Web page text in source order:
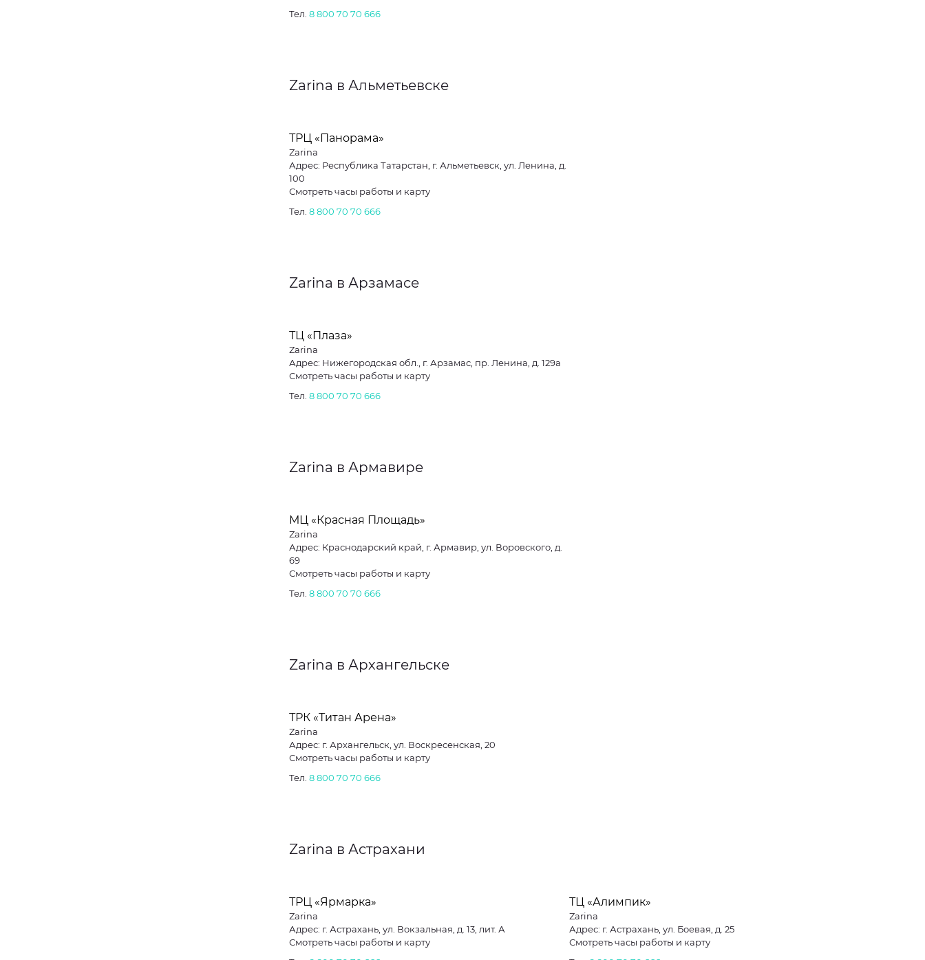
Тел. 8 800 70 70 666
Zarina в Альметьевске
ТРЦ «Панорама»
Zarina
Адрес: Республика Татарстан, г. Альметьевск, ул. Ленина, д.
100
Смотреть часы работы и карту
Тел. 8 800 70 70 666
Zarina в Арзамасе
ТЦ «Плаза»
Zarina
Адрес: Нижегородская обл., г. Арзамас, пр. Ленина, д. 129а
Смотреть часы работы и карту
Тел. 8 800 70 70 666
Zarina в Армавире
МЦ «Красная Площадь»
Zarina
Адрес: Краснодарский край, г. Армавир, ул. Воровского, д.
69
Смотреть часы работы и карту
Тел. 8 800 70 70 666
Zarina в Архангельске
ТРК «Титан Арена»
Zarina
Адрес: г. Архангельск, ул. Воскресенская, 20
Смотреть часы работы и карту
Тел. 8 800 70 70 666
Zarina в Астрахани
ТРЦ «Ярмарка»
Zarina
Адрес: г. Астрахань, ул. Вокзальная, д. 13, лит. А
Смотреть часы работы и карту
ТЦ «Алимпик»
Zarina
Адрес: г. Астрахань, ул. Боевая, д. 25
Смотреть часы работы и карту